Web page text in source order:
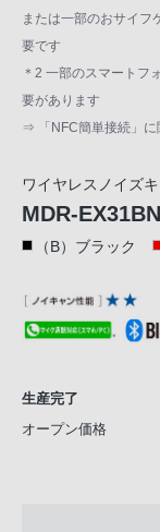
または一部のおサイフ
要です
＊2 一部のスマートフ
要があります
⇒
「NFC簡単接続」
ワイヤレスノイズ
MDR-EX31BN
（B）ブラック
生産完了
オープン価格